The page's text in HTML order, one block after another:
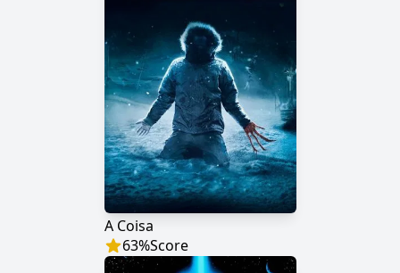
A Coisa
63%Score